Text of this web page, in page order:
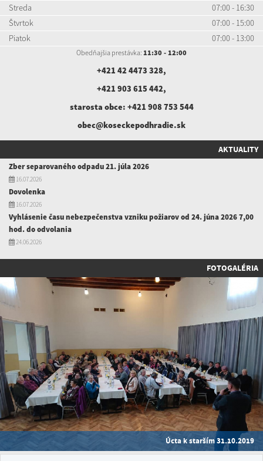
Streda
07:00 - 16:30
Štvrtok
07:00 - 15:00
Piatok
07:00 - 13:00
Obedňajšia prestávka: 11:30 - 12:00
+421 42 4473 328,
+421 903 615 442,
starosta obce: +421 908 753 544
obec@koseckepodhradie.sk
AKTUALITY
Zber separovaného odpadu 21. júla 2026
16.07.2026
Dovolenka
16.07.2026
Vyhlásenie času nebezpečenstva vzniku požiarov od 24. júna 2026 7,00
hod. do odvolania
24.06.2026
FOTOGALÉRIA
Úcta k starším 31.10.2019